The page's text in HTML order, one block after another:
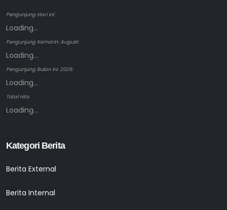
Pengunjung Hari ini:
Loading...
Pengunjung Kemarin: August:
Loading...
Pengunjung Bulan ini: 2026:
Loading...
Total Hits:
Loading...
Kategori Berita
Berita External
Berita Internal